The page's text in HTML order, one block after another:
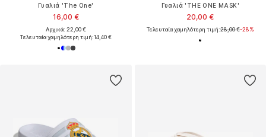
Γυαλιά 'The One'
16,00 €
Αρχικά: 22,00 €
Τελευταία χαμηλότερη τιμή:14,40 €
Γυαλιά 'THE ONE MASK'
20,00 €
Τελευταία χαμηλότερη τιμή:28,00 €-28%